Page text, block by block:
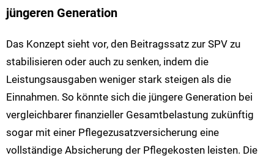
jüngeren Generation
Das Konzept sieht vor, den Beitragssatz zur SPV zu
stabilisieren oder auch zu senken, indem die
Leistungsausgaben weniger stark steigen als die
Einnahmen. So könnte sich die jüngere Generation bei
vergleichbarer finanzieller Gesamtbelastung zukünftig
sogar mit einer Pflegezusatzversicherung eine
vollständige Absicherung der Pflegekosten leisten. Die